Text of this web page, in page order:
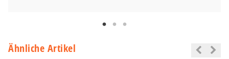
Ähnliche Artikel